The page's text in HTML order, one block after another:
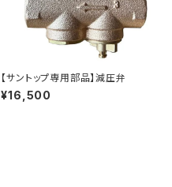
【サントップ専用部品】減圧弁
¥16,500